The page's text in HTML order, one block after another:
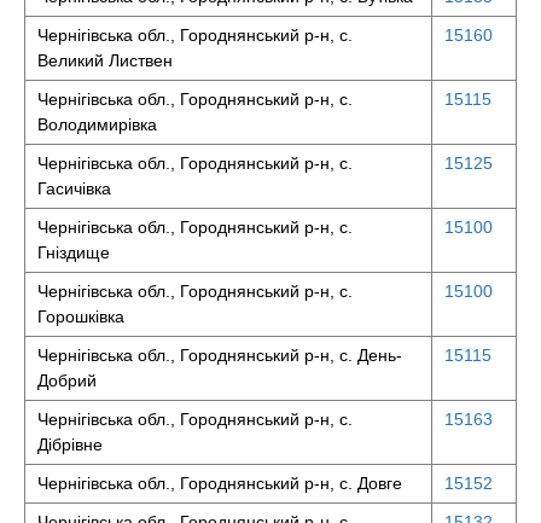
Чернігівська обл., Городнянський р-н, с.
Великий Листвен
15160
Чернігівська обл., Городнянський р-н, с.
Володимирівка
15115
Чернігівська обл., Городнянський р-н, с.
Гасичівка
15125
Чернігівська обл., Городнянський р-н, с.
Гніздище
15100
Чернігівська обл., Городнянський р-н, с.
Горошківка
15100
Чернігівська обл., Городнянський р-н, с. День-
Добрий
15115
Чернігівська обл., Городнянський р-н, с.
Дібрівне
15163
Чернігівська обл., Городнянський р-н, с. Довге
15152